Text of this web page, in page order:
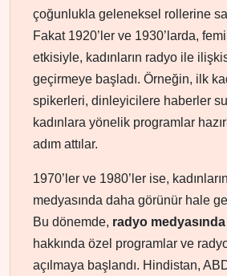
çoğunlukla geleneksel rollerine
Fakat 1920’ler ve 1930’larda,
etkisiyle, kadınların radyo ile
geçirmeye başladı. Örneğin, ilk
spikerleri, dinleyicilere haberler
kadınlara yönelik programlar
adım attılar.
1970’ler ve 1980’ler ise,
medyasında daha görünür hale
Bu dönemde, radyo
hakkında özel programlar ve
açılmaya başlandı. Hindistan,